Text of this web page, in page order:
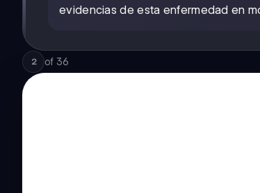
evidencias de esta enfermedad en
2 of 36